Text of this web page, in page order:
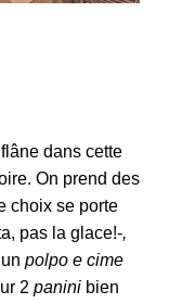
dans cette
On prend des
choix se porte
pas la glace!-,
polpo e cime
2 paninibien